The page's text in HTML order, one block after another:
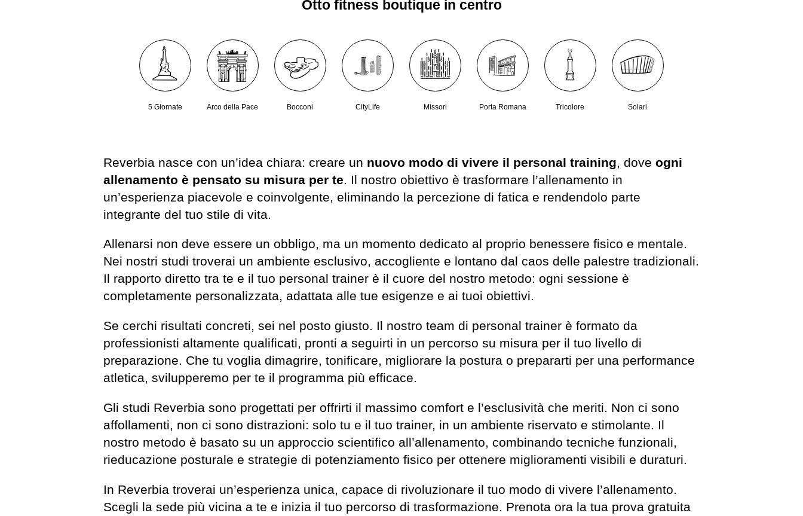
Otto fitness boutique in centro
5 Giornate Arco della Pace Bocconi CityLife Missori Porta Romana Tricolore Solari
Reverbia nasce con un’idea chiara: creare un nuovo modo di vivere il personal training, dove ogni
allenamento è pensato su misura per te. Il nostro obiettivo è trasformare l’allenamento in
un’esperienza piacevole e coinvolgente, eliminando la percezione di fatica e rendendolo parte
integrante del tuo stile di vita.
Allenarsi non deve essere un obbligo, ma un momento dedicato al proprio benessere fisico e mentale.
Nei nostri studi troverai un ambiente esclusivo, accogliente e lontano dal caos delle palestre tradizionali.
Il rapporto diretto tra te e il tuo personal trainer è il cuore del nostro metodo: ogni sessione è
completamente personalizzata, adattata alle tue esigenze e ai tuoi obiettivi.
Se cerchi risultati concreti, sei nel posto giusto. Il nostro team di personal trainer è formato da
professionisti altamente qualificati, pronti a seguirti in un percorso su misura per il tuo livello di
preparazione. Che tu voglia dimagrire, tonificare, migliorare la postura o prepararti per una performance
atletica, svilupperemo per te il programma più efficace.
Gli studi Reverbia sono progettati per offrirti il massimo comfort e l’esclusività che meriti. Non ci sono
affollamenti, non ci sono distrazioni: solo tu e il tuo trainer, in un ambiente riservato e stimolante. Il
nostro metodo è basato su un approccio scientifico all’allenamento, combinando tecniche funzionali,
rieducazione posturale e strategie di potenziamento fisico per ottenere miglioramenti visibili e duraturi.
In Reverbia troverai un’esperienza unica, capace di rivoluzionare il tuo modo di vivere l’allenamento.
Scegli la sede più vicina a te e inizia il tuo percorso di trasformazione. Prenota ora la tua prova gratuita